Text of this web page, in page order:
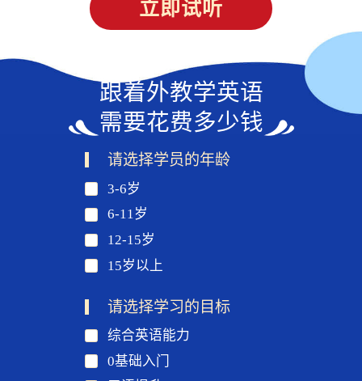
立即试听
跟着外教学英语
需要花费多少钱
请选择学员的年龄
3-6岁
6-11岁
12-15岁
15岁以上
请选择学习的目标
综合英语能力
0基础入门